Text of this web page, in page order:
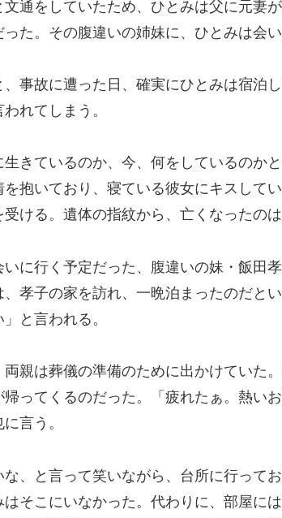
文通をしていたため、ひとみは父に元妻
た。その腹違いの姉妹に、ひとみは会
事故に遭った日、確実にひとみは宿泊
れてしまう。
きているのか、今、何をしているのか
抱いており、寝ている彼女にキスして
ける。遺体の指紋から、亡くなったの
に行く予定だった、腹違いの妹・飯田
孝子の家を訪れ、一晩泊まったのだと
と言われる。
親は葬儀の準備のために出かけていた
帰ってくるのだった。「疲れたぁ。熱い
言う。
、と言って笑いながら、台所に行って
そこにいなかった。代わりに、部屋に